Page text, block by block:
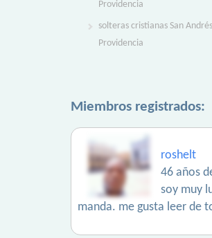
Providencia
solteras cristianas San
Providencia
Miembros registrados:
roshelt
46 años
soy muy
manda. me gusta leer de